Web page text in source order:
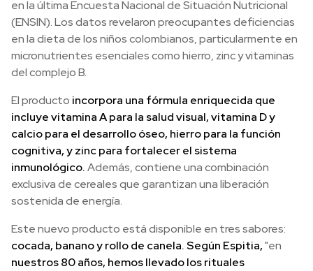
en la última Encuesta Nacional de Situación Nutricional
(ENSIN). Los datos revelaron preocupantes deficiencias
en la dieta de los niños colombianos, particularmente en
micronutrientes esenciales como hierro, zinc y vitaminas
del complejo B.
El producto incorpora una fórmula enriquecida que
incluye vitamina A para la salud visual, vitamina D y
calcio para el desarrollo óseo, hierro para la función
cognitiva, y zinc para fortalecer el sistema
inmunológico.Además, contiene una combinación
exclusiva de cereales que garantizan una liberación
sostenida de energía.
Este nuevo producto está disponible en tres sabores:
cocada, banano y rollo de canela. Según Espitia,"en
nuestros 80 años, hemos llevado los rituales